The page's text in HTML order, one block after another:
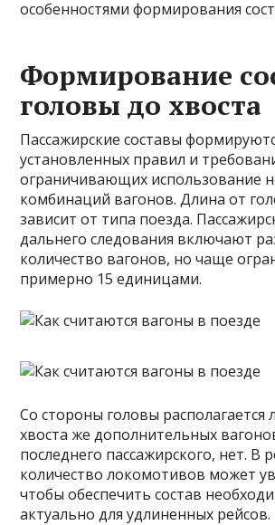
особенностями формирования
Формирование
головы до хвоста
Пассажирские составы
установленных правил и
ограничивающих использование
комбинаций вагонов. Длина от
зависит от типа поезда.
дальнего следования включают
количество вагонов, но чаще
примерно 15 единицами.
Со стороны головы располагается
хвоста же дополнительных
последнего пассажирского, нет. В
количество локомотивов может
чтобы обеспечить состав
актуально для удлиненных рейсов.